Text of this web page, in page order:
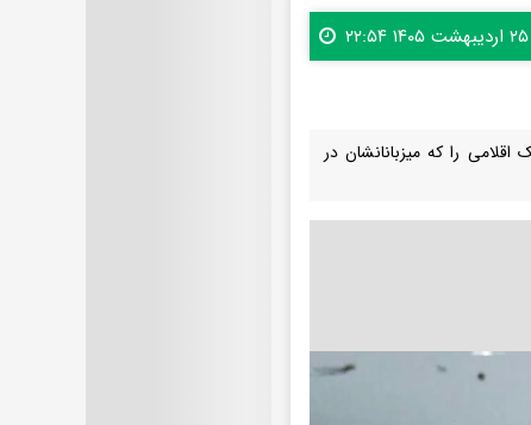
۲۵ اردیبهشت ۱۴۰۵ ۲۲:۵۴
را که میزبانانشان در